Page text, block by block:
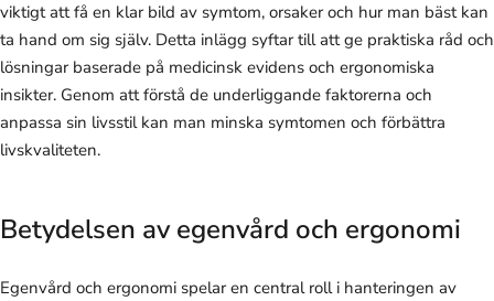
viktigt att få en klar bild av symtom, orsaker och hur man bäst kan
ta hand om sig själv. Detta inlägg syftar till att ge praktiska råd och
lösningar baserade på medicinsk evidens och ergonomiska
insikter. Genom att förstå de underliggande faktorerna och
anpassa sin livsstil kan man minska symtomen och förbättra
livskvaliteten.
Betydelsen av egenvård och ergonomi
Egenvård och ergonomi spelar en central roll i hanteringen av